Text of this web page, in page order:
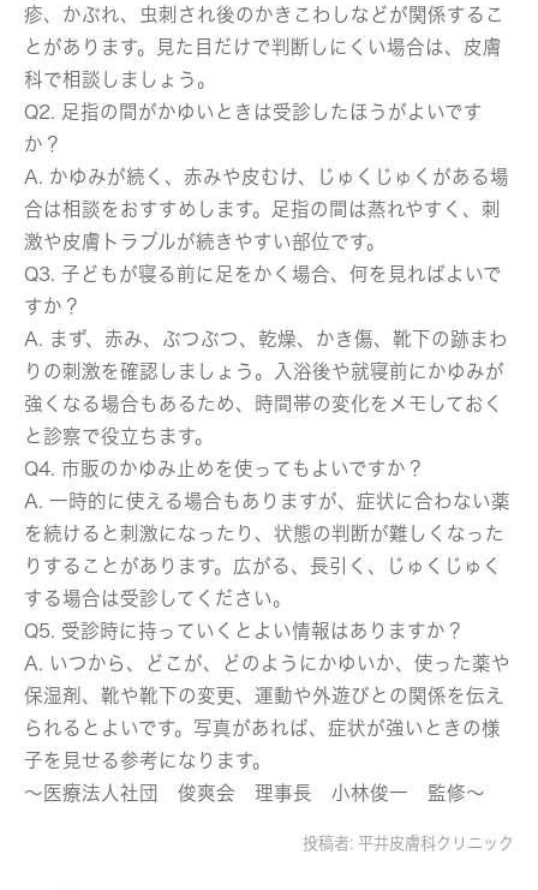
疹、かぶれ、虫刺され後のかきこわしなどが関係するこ
とがあります。見た目だけで判断しにくい場合は、皮膚
科で相談しましょう。
Q2. 足指の間がかゆいときは受診したほうがよいです
か？
A. かゆみが続く、赤みや皮むけ、じゅくじゅくがある場
合は相談をおすすめします。足指の間は蒸れやすく、刺
激や皮膚トラブルが続きやすい部位です。
Q3. 子どもが寝る前に足をかく場合、何を見ればよいで
すか？
A. まず、赤み、ぶつぶつ、乾燥、かき傷、靴下の跡まわ
りの刺激を確認しましょう。入浴後や就寝前にかゆみが
強くなる場合もあるため、時間帯の変化をメモしておく
と診察で役立ちます。
Q4. 市販のかゆみ止めを使ってもよいですか？
A. 一時的に使える場合もありますが、症状に合わない薬
を続けると刺激になったり、状態の判断が難しくなった
りすることがあります。広がる、長引く、じゅくじゅく
する場合は受診してください。
Q5. 受診時に持っていくとよい情報はありますか？
A. いつから、どこが、どのようにかゆいか、使った薬や
保湿剤、靴や靴下の変更、運動や外遊びとの関係を伝え
られるとよいです。写真があれば、症状が強いときの様
子を見せる参考になります。
～医療法人社団 俊爽会 理事長 小林俊一 監修～
投稿者: 平井皮膚科クリニック